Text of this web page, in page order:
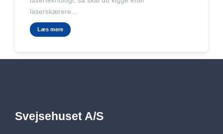
laserskærere...
Læs mere
Svejsehuset A/S